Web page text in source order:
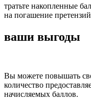
тратьте накопленные
на погашение претензий
ваши выгоды
Вы можете повышать
количество
начисляемых баллов.